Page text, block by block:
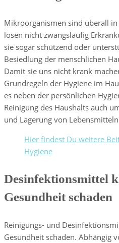
Mikroorganismen sind überall
lösen nicht zwangsläufig
sie sogar schützend oder
Besiedlung der menschlichen
Damit sie uns nicht krank
Grundregeln der Hygiene im
es neben der persönlichen
Reinigung des Haushalts auch
und Lagerung von
Hier findest Du weitere
Hygiene
Desinfektionsmittel
Gesundheit schaden
Reinigungs- und
Gesundheit schaden. Abhängig